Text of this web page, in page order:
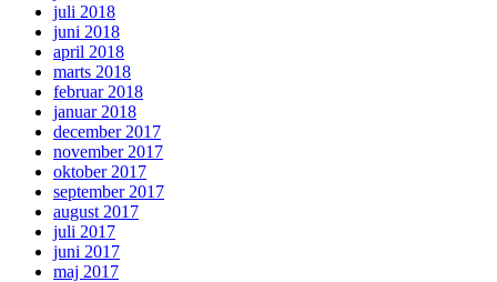
juli 2018
juni 2018
april 2018
marts 2018
februar 2018
januar 2018
december 2017
november 2017
oktober 2017
september 2017
august 2017
juli 2017
juni 2017
maj 2017